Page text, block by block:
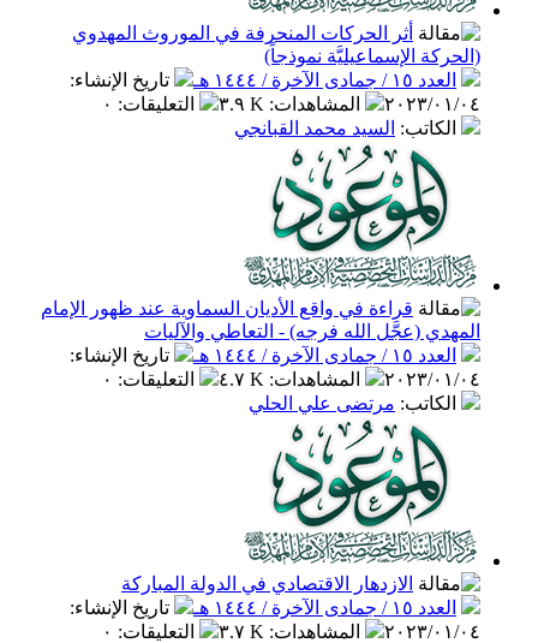
أثر الحركات المنحرفة في الموروث المهدوي
(الحركة الإسماعيليَّة نموذجاً)
العدد ١٥ / جمادى الآخرة / ١٤٤٤ هـ
تاريخ الإنشاء:
٢٠٢٣/٠١/٠٤
المشاهدات: ٣.٩ K التعليقات: ٠
الكاتب: السيد محمد القبانجي
قراءة في واقع الأديان السماوية عند ظهور الإمام
المهدي (عجَّل الله فرجه) - التعاطي والآليات
العدد ١٥ / جمادى الآخرة / ١٤٤٤ هـ
تاريخ الإنشاء:
٢٠٢٣/٠١/٠٤
المشاهدات: ٤.٧ K التعليقات: ٠
الكاتب: مرتضى علي الحلي
الازدهار الاقتصادي في الدولة المباركة
العدد ١٥ / جمادى الآخرة / ١٤٤٤ هـ
تاريخ الإنشاء:
٢٠٢٣/٠١/٠٤
المشاهدات: ٣.٧ K التعليقات: ٠